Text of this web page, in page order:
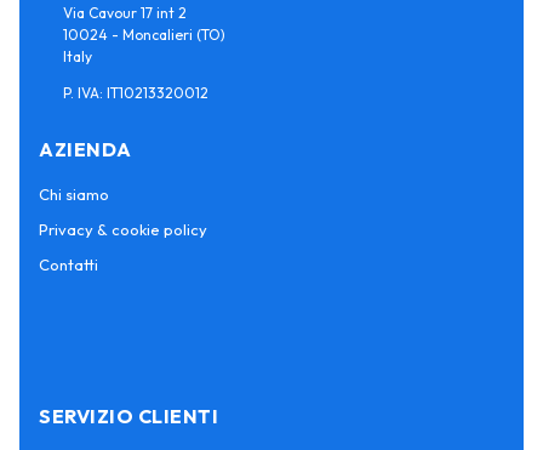
Via Cavour 17 int 2
10024 - Moncalieri (TO)
Italy
P. IVA: IT10213320012
AZIENDA
Chi siamo
Privacy & cookie policy
Contatti
SERVIZIO CLIENTI